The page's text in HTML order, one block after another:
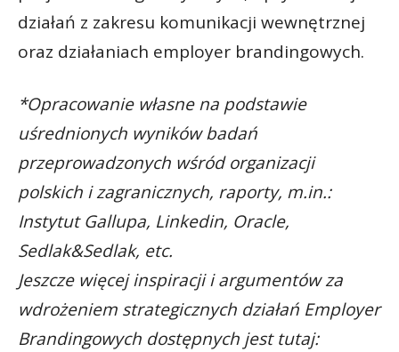
działań z zakresu komunikacji wewnętrznej
oraz działaniach employer brandingowych.
*Opracowanie własne na podstawie
uśrednionych wyników badań
przeprowadzonych wśród organizacji
polskich i zagranicznych, raporty, m.in.:
Instytut Gallupa, Linkedin, Oracle,
Sedlak&Sedlak, etc.
Jeszcze więcej inspiracji i argumentów za
wdrożeniem strategicznych działań Employer
Brandingowych dostępnych jest tutaj: